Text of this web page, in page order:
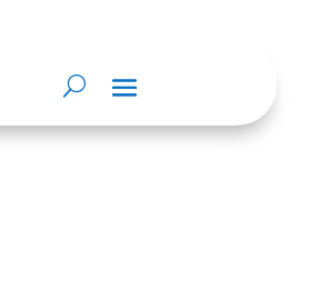
especial que les aplique de